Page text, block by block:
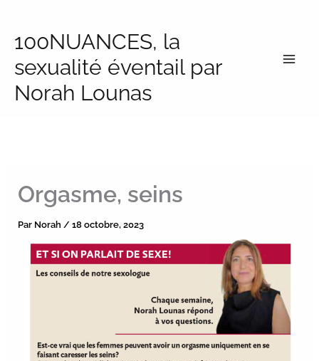
contenu
100NUANCES, la
sexualité éventail par
Norah Lounas
Orgasme, seins
Par Norah / 18 octobre, 2023